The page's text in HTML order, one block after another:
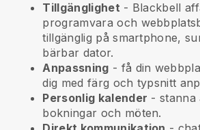
Tillgänglighet - Blackbell
programvara och
tillgänglig på smartphone,
bärbar dator.
Anpassning - få din
dig med färg och typsnitt
Personlig kalender - stanna
bokningar och möten.